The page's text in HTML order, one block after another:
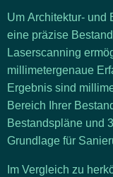
Um Architektur- und
eine präzise
Laserscanning
millimetergenaue
Ergebnis sind
Bereich Ihrer
Bestandspläne und
Grundlage für
Im Vergleich zu